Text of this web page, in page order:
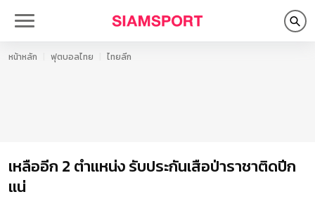
หน้าหลัก ฟุตบอลไทย ไทยลีก
เหลืออีก 2 ตำแหน่ง รับประกันเสือป่าราชาติดปีก
แน่